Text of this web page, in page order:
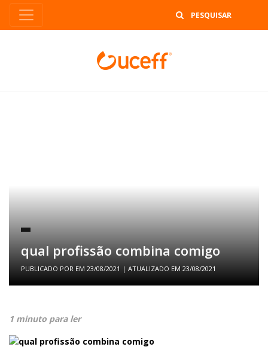
qual profissão combina comigo
PUBLICADO POR EM 23/08/2021 | ATUALIZADO EM 23/08/2021
1 minuto para ler